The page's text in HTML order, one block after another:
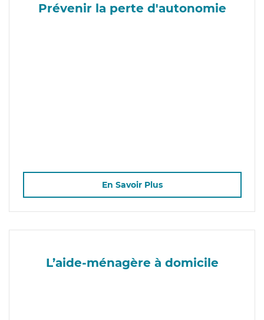
Prévenir la perte d'autonomie
En Savoir Plus
L’aide-ménagère à domicile